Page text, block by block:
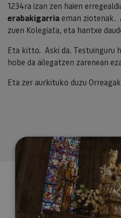
1234ra izan zen haien
erabakigarriaeman ziotenak.
zuen Kolegiata, eta hantxe
Eta kitto. Aski da. Testuinguru
hobe da ailegatzen zarenean
Eta zer aurkituko duzu